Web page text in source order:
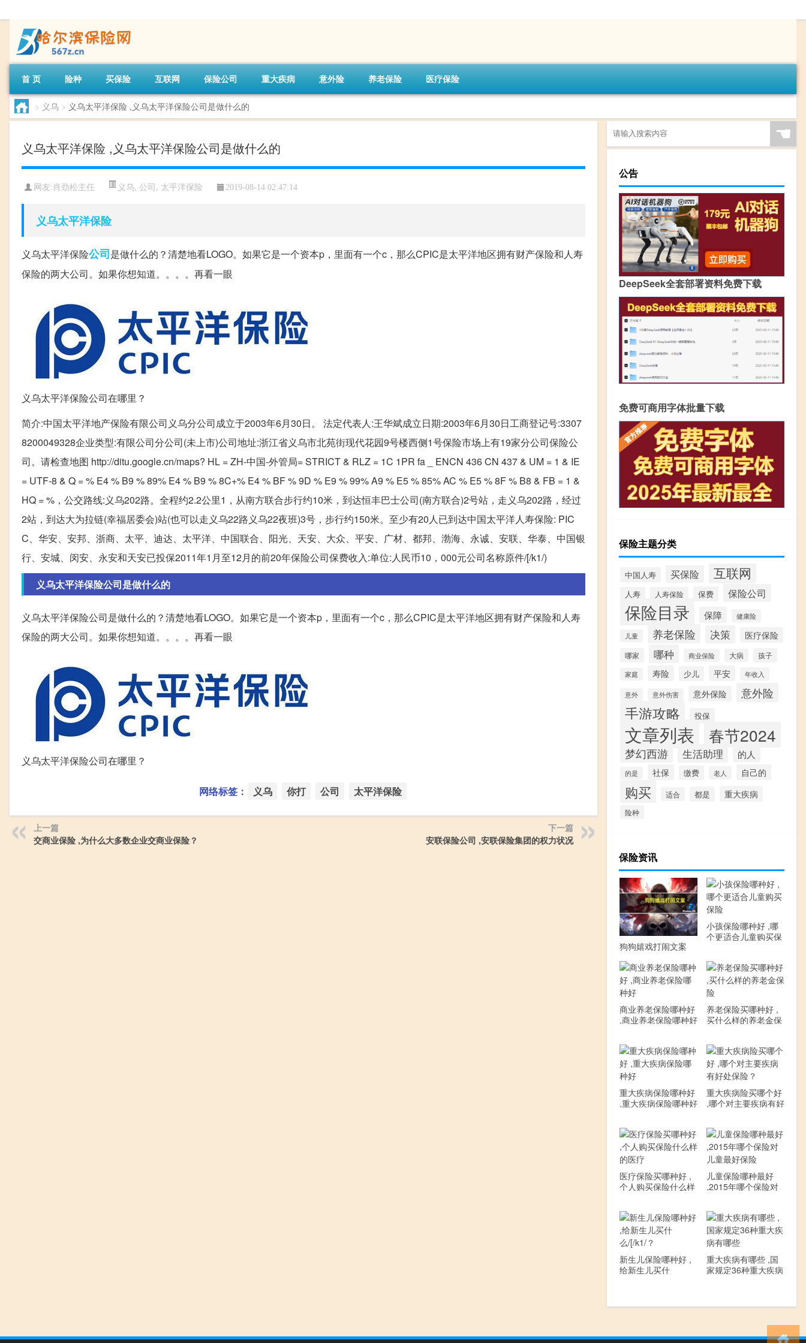
首 页 险种 买保险 互联网 保险公司 重大疾病 意外险 养老保险 医疗保险
> 义乌 > 义乌太平洋保险 ,义乌太平洋保险公司是做什么的
义乌太平洋保险 ,义乌太平洋保险公司是做什么的
网友: 肖劲松主任 义乌, 公司, 太平洋保险 2019-08-14 02:47:14
义乌太平洋保险
义乌太平洋保险公司是做什么的？清楚地看LOGO。如果它是一个资本p，里面有一个c，那么CPIC是太平洋地区拥有财产保险和人寿
保险的两大公司。如果你想知道。。。。再看一眼
义乌太平洋保险公司在哪里？
简介:中国太平洋地产保险有限公司义乌分公司成立于2003年6月30日。 法定代表人:王华斌成立日期:2003年6月30日工商登记号:3307
8200049328企业类型:有限公司分公司(未上市)公司地址:浙江省义乌市北苑街现代花园9号楼西侧1号保险市场上有19家分公司保险公
司。请检查地图 http://ditu.google.cn/maps? HL = ZH-中国-外管局= STRICT & RLZ = 1C 1PR fa _ ENCN 436 CN 437 & UM = 1 & IE
= UTF-8 & Q = % E4 % B9 % 89% E4 % B9 % 8C+% E4 % BF % 9D % E9 % 99% A9 % E5 % 85% AC % E5 % 8F % B8 & FB = 1 &
HQ = %，公交路线:义乌202路。全程约2.2公里1，从南方联合步行约10米，到达恒丰巴士公司(南方联合)2号站，走义乌202路，经过
2站，到达大为拉链(幸福居委会)站(也可以走义乌22路义乌22夜班)3号，步行约150米。至少有20人已到达中国太平洋人寿保险: PIC
C、华安、安邦、浙商、太平、迪达、太平洋、中国联合、阳光、天安、大众、平安、广材、都邦、渤海、永诚、安联、华泰、中国银
行、安城、闵安、永安和天安已投保2011年1月至12月的前20年保险公司保费收入:单位:人民币10，000元公司名称原件/[/k1/)
义乌太平洋保险公司是做什么的
义乌太平洋保险公司是做什么的？清楚地看LOGO。如果它是一个资本p，里面有一个c，那么CPIC是太平洋地区拥有财产保险和人寿
保险的两大公司。如果你想知道。。。。再看一眼
义乌太平洋保险公司在哪里？
网络标签： 义乌 你打 公司 太平洋保险
上一篇
交商业保险 ,为什么大多数企业交商业保险？
下一篇
安联保险公司 ,安联保险集团的权力状况
☚
公告
DeepSeek全套部署资料免费下载
免费可商用字体批量下载
保险主题分类
中国人寿 买保险 互联网
人寿 人寿保险 保费 保险公司
保险目录 保障 健康险
儿童 养老保险 决策 医疗保险
哪家 哪种 商业保险 大病 孩子
家庭 寿险 少儿 平安 年收入
意外 意外伤害 意外保险 意外险
手游攻略 投保
文章列表 春节2024
梦幻西游 生活助理 的人
的是 社保 缴费 老人 自己的
购买 适合 都是 重大疾病
险种
保险资讯
狗狗嬉戏打闹文案
小孩保险哪种好 ,哪
个更适合儿童购买保
商业养老保险哪种好
,商业养老保险哪种好
养老保险买哪种好 ,
买什么样的养老金保
重大疾病保险哪种好
,重大疾病保险哪种好
重大疾病险买哪个好
,哪个对主要疾病有好
医疗保险买哪种好 ,
个人购买保险什么样
儿童保险哪种最好
,2015年哪个保险对
新生儿保险哪种好 ,
给新生儿买什
重大疾病有哪些 ,国
家规定36种重大疾病